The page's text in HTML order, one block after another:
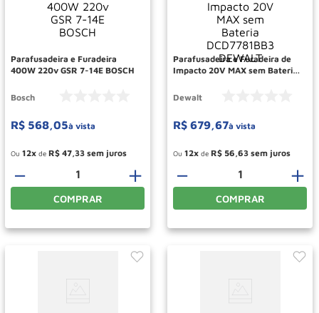
Parafusadeira e Furadeira
400W 220v GSR 7-14E BOSCH
Bosch
R$ 568,05à vista
Ou 12 de R$ 47 33
＋
－
COMPRAR
Parafusadeira e Furadeira de
Impacto 20V MAX sem Bateria
Dewalt
R$ 679,67à vista
Ou 12 de R$ 56 63
＋
－
COMPRAR